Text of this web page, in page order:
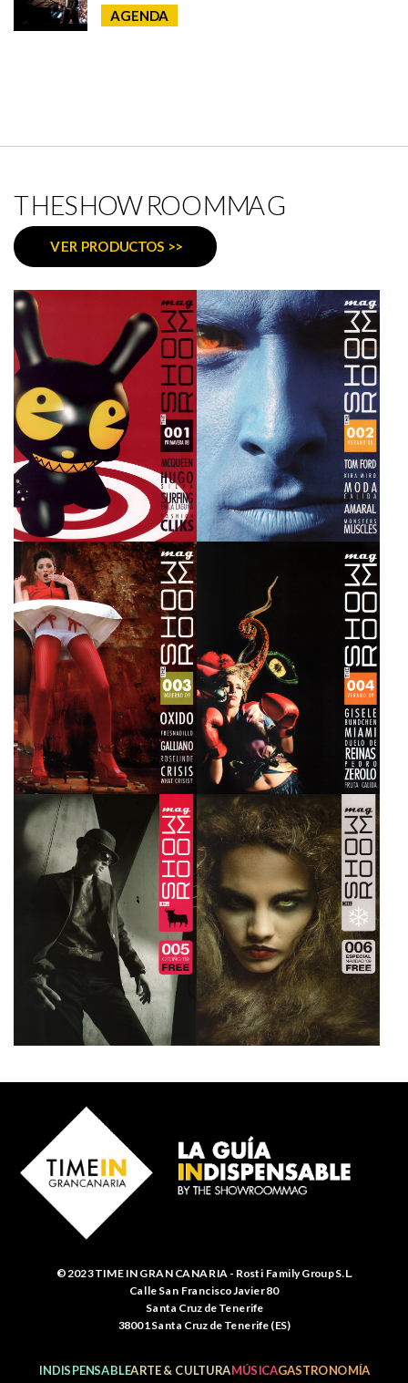
AGENDA
THESHOWROOMMAG
VER PRODUCTOS >>
© 2023 TIME IN GRAN CANARIA - Rosti Family Group S.L.
Calle San Francisco Javier 80
Santa Cruz de Tenerife
38001 Santa Cruz de Tenerife (ES)
INDISPENSABLEARTE & CULTURAMÚSICAGASTRONOMÍA